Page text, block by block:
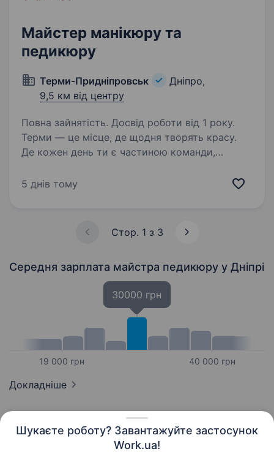
Шукаєте роботу? Завантажуйте застосунок
Work.ua!
Майстер манікюру та
педикюру
Терми-Придніпровськ
Дніпро,
9,5 км від центру
Повна зайнятість. Досвід роботи від 1 року.
Терми — це місце, де щодня творять красу.
Де кожен день ти є частиною команди,
здоров`я та життя людини. «Терми» є не лише
5 днів тому
Стор. 1 з 3
Середня зарплата майстра педикюру у Дніпрі
19 000 грн
30000 грн
40 000 грн
Докладніше